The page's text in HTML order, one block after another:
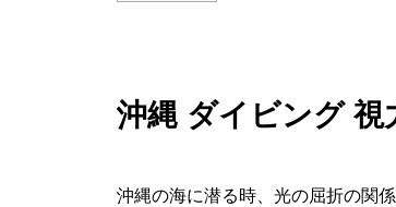
沖縄 ダイビング
沖縄の海に潜る時、光の屈折の関